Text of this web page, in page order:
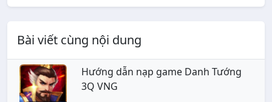
Bài viết cùng nội dung
Hướng dẫn nạp game Danh Tướng
3Q VNG